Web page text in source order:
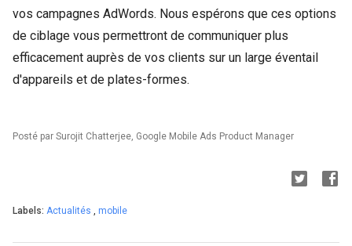
vos campagnes AdWords. Nous espérons que ces options
de ciblage vous permettront de communiquer plus
efficacement auprès de vos clients sur un large éventail
d'appareils et de plates-formes.
Posté par Surojit Chatterjee, Google Mobile Ads Product Manager
Labels: Actualités , mobile